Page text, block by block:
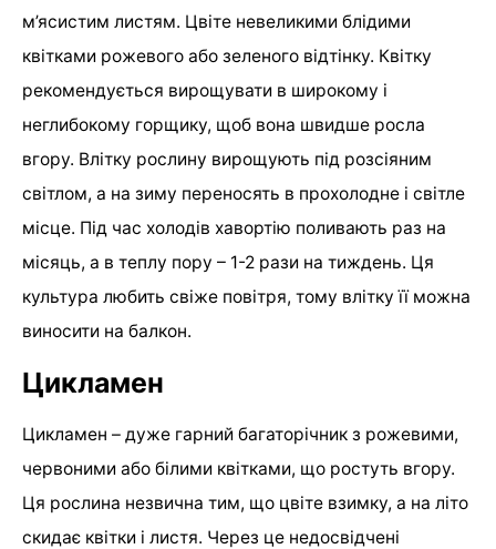
м’ясистим листям. Цвіте невеликими блідими
квітками рожевого або зеленого відтінку. Квітку
рекомендується вирощувати в широкому і
неглибокому горщику, щоб вона швидше росла
вгору. Влітку рослину вирощують під розсіяним
світлом, а на зиму переносять в прохолодне і світле
місце. Під час холодів хавортію поливають раз на
місяць, а в теплу пору – 1-2 рази на тиждень. Ця
культура любить свіже повітря, тому влітку її можна
виносити на балкон.
Цикламен
Цикламен – дуже гарний багаторічник з рожевими,
червоними або білими квітками, що ростуть вгору.
Ця рослина незвична тим, що цвіте взимку, а на літо
скидає квітки і листя. Через це недосвідчені